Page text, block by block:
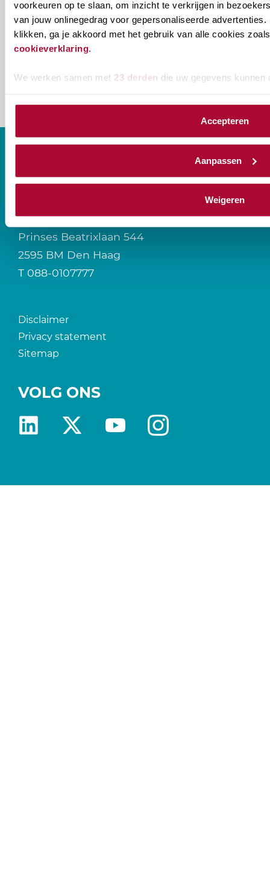
voorkeuren op te slaan, om inzicht te verkrijgen in
van jouw onlinegedrag voor gepersonaliseerde advertenties.
klikken, ga je akkoord met het gebruik van alle cookies
cookieverklaring
We werken samen met 23 derden die uw gegevens kunnen
Accepteren
Aanpassen
Weigeren
naam@bedrijf.nl
ontvangen?
Prinses Beatrixlaan 544
2595 BM Den Haag
T 088-0107777
Disclaimer
Privacy statement
Sitemap
VOLG ONS